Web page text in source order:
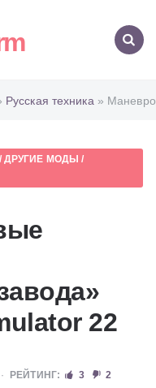
Русская техника »
/ ДРУГИЕ МОДЫ /
22
РЕЙТИНГ: 3 2